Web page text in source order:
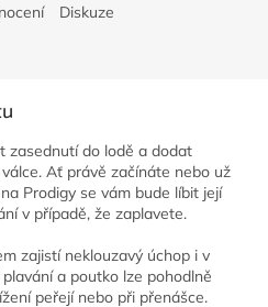
Diskuze
zasednutí do lodě a dodat
Ať právě začínáte nebo už
Prodigy se vám bude líbit její
v případě, že zaplavete.
zajistí neklouzavý úchop i v
a poutko lze pohodlně
peřejí nebo při přenášce.